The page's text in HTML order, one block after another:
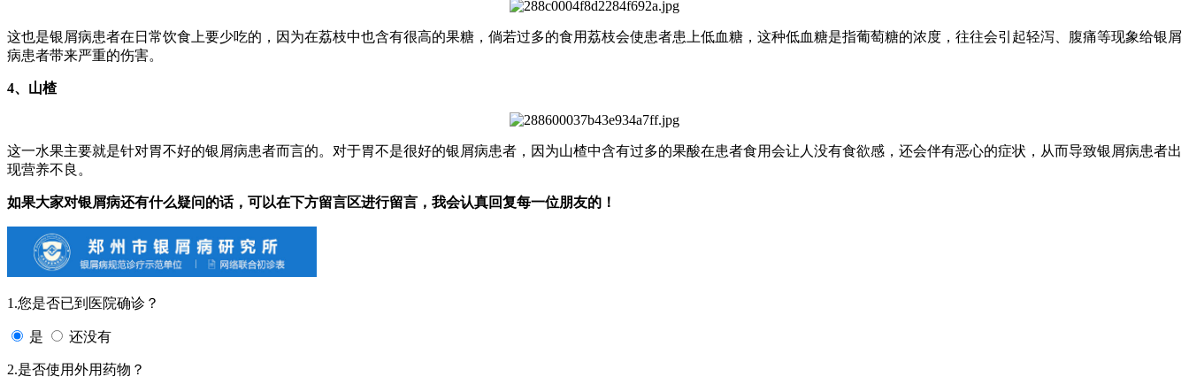
这也是银屑病患者在日常饮食上要少吃的，因为在荔枝中也含有很高的果糖，倘若过多的食用荔枝会使患者患上低血糖，这种低血糖是指葡萄糖的浓度，往往会引起轻泻、腹痛等现象给银屑
病患者带来严重的伤害。
4、山楂
这一水果主要就是针对胃不好的银屑病患者而言的。对于胃不是很好的银屑病患者，因为山楂中含有过多的果酸在患者食用会让人没有食欲感，还会伴有恶心的症状，从而导致银屑病患者出
现营养不良。
如果大家对银屑病还有什么疑问的话，可以在下方留言区进行留言，我会认真回复每一位朋友的！
1.您是否已到医院确诊？
是 还没有
2.是否使用外用药物？